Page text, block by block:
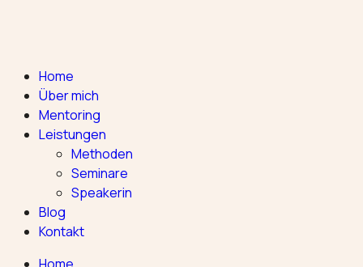
Home
Über mich
Mentoring
Leistungen
Methoden
Seminare
Speakerin
Blog
Kontakt